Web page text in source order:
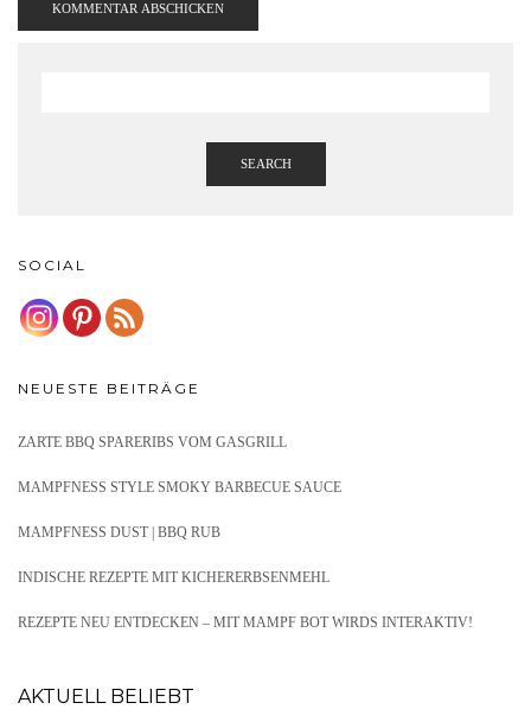
SEARCH
SOCIAL
NEUESTE BEITRÄGE
ZARTE BBQ SPARERIBS VOM GASGRILL
MAMPFNESS STYLE SMOKY BARBECUE SAUCE
MAMPFNESS DUST | BBQ RUB
INDISCHE REZEPTE MIT KICHERERBSENMEHL
REZEPTE NEU ENTDECKEN – MIT MAMPF BOT WIRDS INTERAKTIV!
AKTUELL BELIEBT